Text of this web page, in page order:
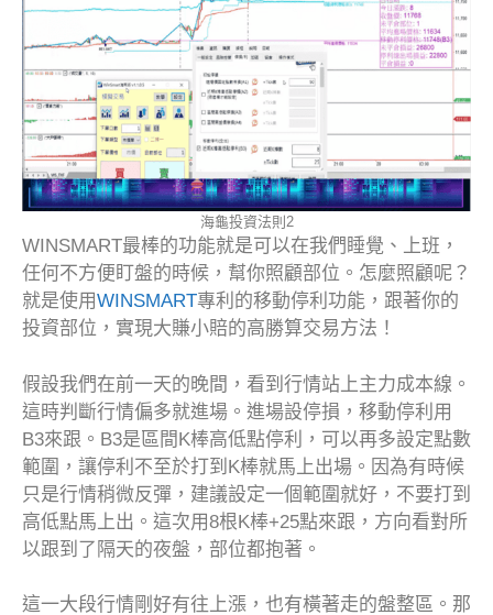
海龜投資法則2
WINSMART最棒的功能就是可以在我們睡覺、上班，
任何不方便盯盤的時候，幫你照顧部位。怎麼照顧呢？
就是使用WINSMART專利的移動停利功能，跟著你的
投資部位，實現大賺小賠的高勝算交易方法！
假設我們在前一天的晚間，看到行情站上主力成本線。
這時判斷行情偏多就進場。進場設停損，移動停利用
B3來跟。B3是區間K棒高低點停利，可以再多設定點數
範圍，讓停利不至於打到K棒就馬上出場。因為有時候
只是行情稍微反彈，建議設定一個範圍就好，不要打到
高低點馬上出。這次用8根K棒+25點來跟，方向看對所
以跟到了隔天的夜盤，部位都抱著。
這一大段行情剛好有往上漲，也有橫著走的盤整區。那